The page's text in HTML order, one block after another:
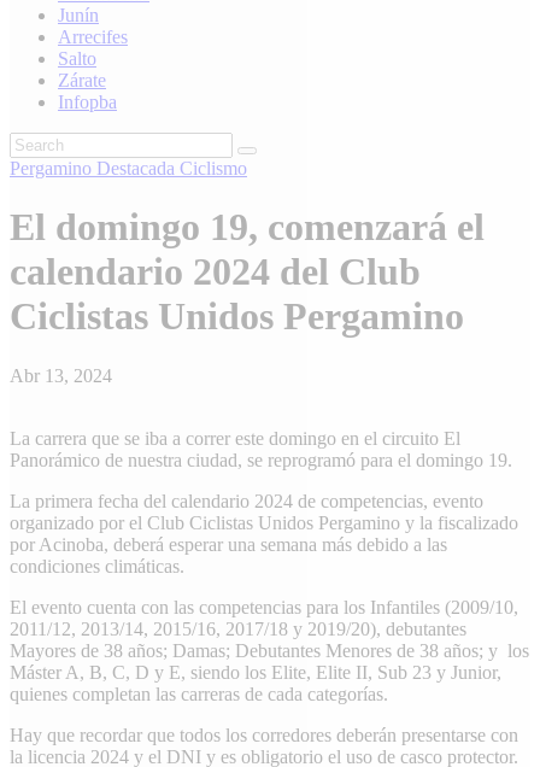
Junín
Arrecifes
Salto
Zárate
Infopba
Pergamino Destacada Ciclismo
El domingo 19, comenzará el
calendario 2024 del Club
Ciclistas Unidos Pergamino
Abr 13, 2024
La carrera que se iba a correr este domingo en el circuito El
Panorámico de nuestra ciudad, se reprogramó para el domingo 19.
La primera fecha del calendario 2024 de competencias, evento
organizado por el Club Ciclistas Unidos Pergamino y la fiscalizado
por Acinoba, deberá esperar una semana más debido a las
condiciones climáticas.
El evento cuenta con las competencias para los Infantiles (2009/10,
2011/12, 2013/14, 2015/16, 2017/18 y 2019/20), debutantes
Mayores de 38 años; Damas; Debutantes Menores de 38 años; y los
Máster A, B, C, D y E, siendo los Elite, Elite II, Sub 23 y Junior,
quienes completan las carreras de cada categorías.
Hay que recordar que todos los corredores deberán presentarse con
la licencia 2024 y el DNI y es obligatorio el uso de casco protector.